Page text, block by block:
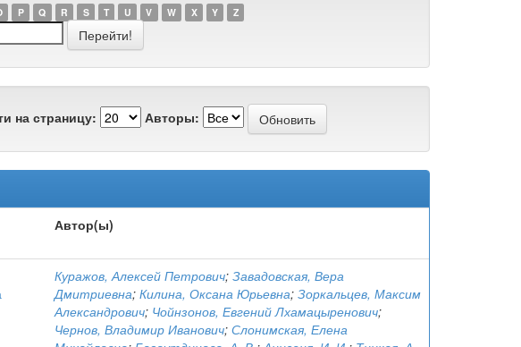
P Q R S T U V W X Y Z
на страницу: Авторы:
Автор(ы)
Куражов, Алексей Петрович; Завадовская, Вера
Дмитриевна; Килина, Оксана Юрьевна; Зоркальцев, Максим
Александрович; Чойнзонов, Евгений Лхамацыренович;
Чернов, Владимир Иванович; Слонимская, Елена